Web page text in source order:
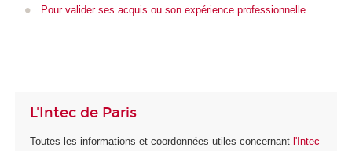
Pour valider ses acquis ou son expérience professionnelle
L'Intec de Paris
Toutes les informations et coordonnées utiles concernant l'Intec